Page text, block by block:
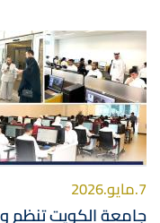
صورة
جامعة الكويت تنظم